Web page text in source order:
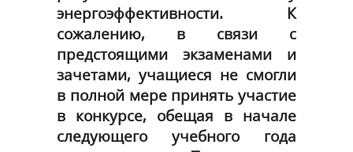
энергоэффективности. К
сожалению, в связи с
предстоящими экзаменами и
зачетами, учащиеся не смогли
в полной мере принять участие
в конкурсе, обещая в начале
следующего учебного года